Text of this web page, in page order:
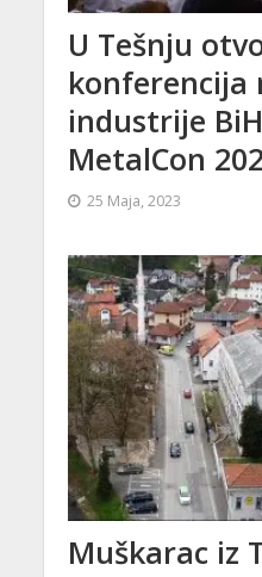
U Tešnju
konferencija
industrije BiH
MetalCon
25 Maja, 2023
Muškarac iz